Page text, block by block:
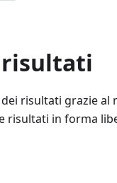
risultati grazie
risultati in forma